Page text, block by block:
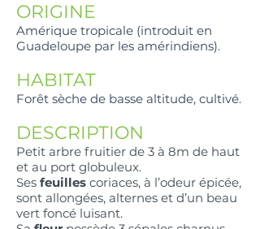
ORIGINE
Amérique tropicale (introduit en
Guadeloupe par les amérindiens).
HABITAT
Forêt sèche de basse altitude, cultivé.
DESCRIPTION
Petit arbre fruitier de 3 à 8m de haut
et au port globuleux.
Ses feuilles coriaces, à l’odeur épicée,
sont allongées, alternes et d’un beau
vert foncé luisant.